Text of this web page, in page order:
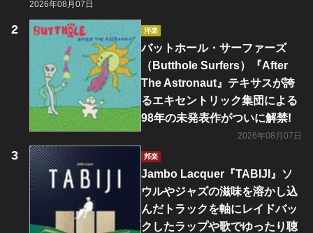
2026年08月07日
洋楽
バットホール・サーファーズ
（Butthole Surfers）『After
The Astronaut』テキサスが誇
るエキセントリック集団による
98年の未発表作がついに解禁!
2026年08月07日
邦楽
Jambo Lacquer『TABIJI』ソ
ウルやジャズの滋味を溶かし込
んだトラックを軸にレイドバッ
クしたラップや歌でゆったり聴